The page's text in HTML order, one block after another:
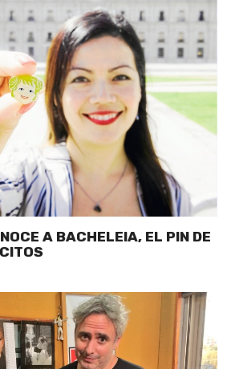
A BACHELEIA, EL PIN DE